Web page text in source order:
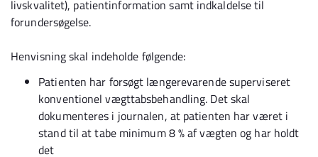
livskvalitet), patientinformation samt indkaldelse til
forundersøgelse.
Henvisning skal indeholde følgende:
Patienten har forsøgt længerevarende superviseret
konventionel vægttabsbehandling. Det skal
dokumenteres i journalen, at patienten har været i
stand til at tabe minimum 8 % af vægten og har holdt
det